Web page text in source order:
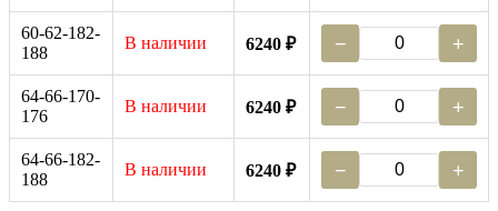
60-62-182-
188
В наличии 6240 ₽ − +
64-66-170-
176
В наличии 6240 ₽ − +
64-66-182-
188
В наличии 6240 ₽ − +